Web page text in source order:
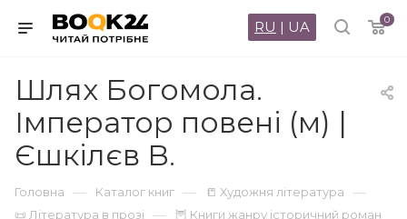
0
RU | UA
Шлях Богомола.
Імператор повені (м) |
Єшкiлєв В.
Головна — Каталог книг — 📒 Художня література —
📜 Література в прозі — 🦉 Книги жанру історичний роман